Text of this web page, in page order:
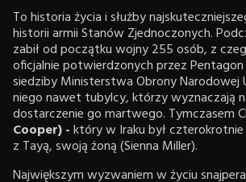
To historia życia i służby
historii armii Stanów Zjednoczonych.
zabił od początku wojny 255 osób, z
oficjalnie potwierdzonych przez
siedziby Ministerstwa Obrony Narodowej
niego nawet tubylcy, którzy wyznaczają
dostarczenie go martwego. Tymczasem
Cooper) -który w Iraku był czterokrotnie
z Tayą, swoją żoną (Sienna Miller).
Największym wyzwaniem w życiu